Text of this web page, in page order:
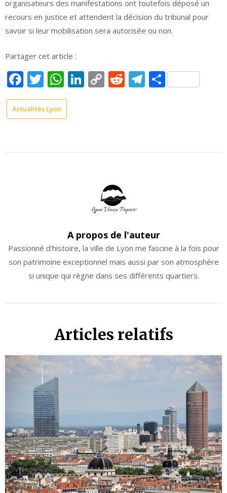
organisateurs des manifestations ont toutefois déposé un
recours en justice et attendent la décision du tribunal pour
savoir si leur mobilisation sera autorisée ou non.
Partager cet article :
Facebook
Twitter
WhatsApp
LinkedIn
CopyReddit
Telegram
Actualités Lyon
A propos de l'auteur
Passionné d'histoire, la ville de Lyon me fascine à la fois pour
son patrimoine exceptionnel mais aussi par son atmosphère
si unique qui règne dans ses différents quartiers.
Articles relatifs